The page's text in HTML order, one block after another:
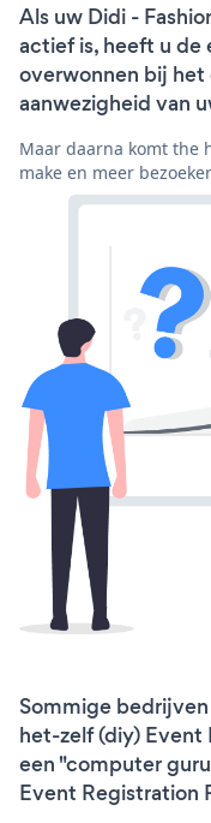
Als uw Didi -
actief is, heeft u
overwonnen bij
aanwezigheid van
Maar daarna komt the
make en meer
Sommige
het-zelf (diy) Event
een "computer
Event Registration